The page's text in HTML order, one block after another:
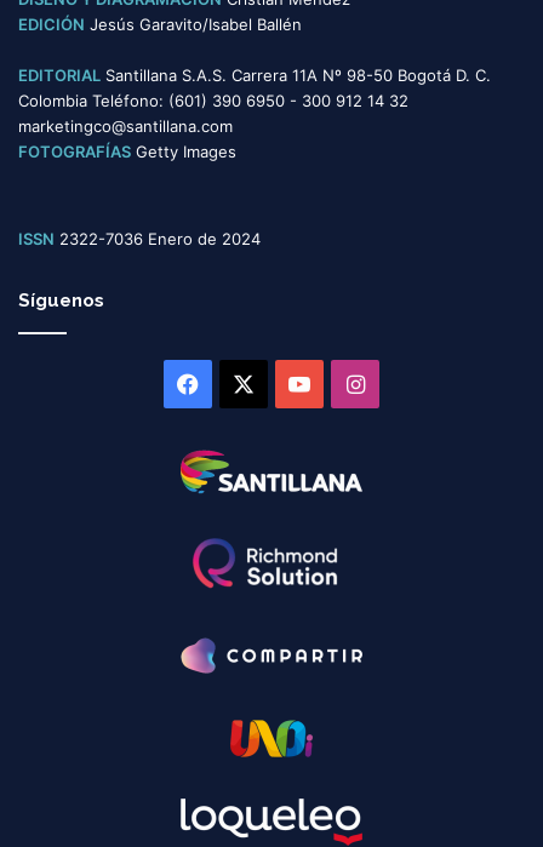
EDICIÓN Jesús Garavito/Isabel Ballén
EDITORIAL Santillana S.A.S. Carrera 11A Nº 98-50 Bogotá D. C.
Colombia Teléfono: (601) 390 6950 - 300 912 14 32
marketingco@santillana.com
FOTOGRAFÍAS Getty Images
ISSN 2322-7036 Enero de 2024
Síguenos
Facebook YouTubeInstagram